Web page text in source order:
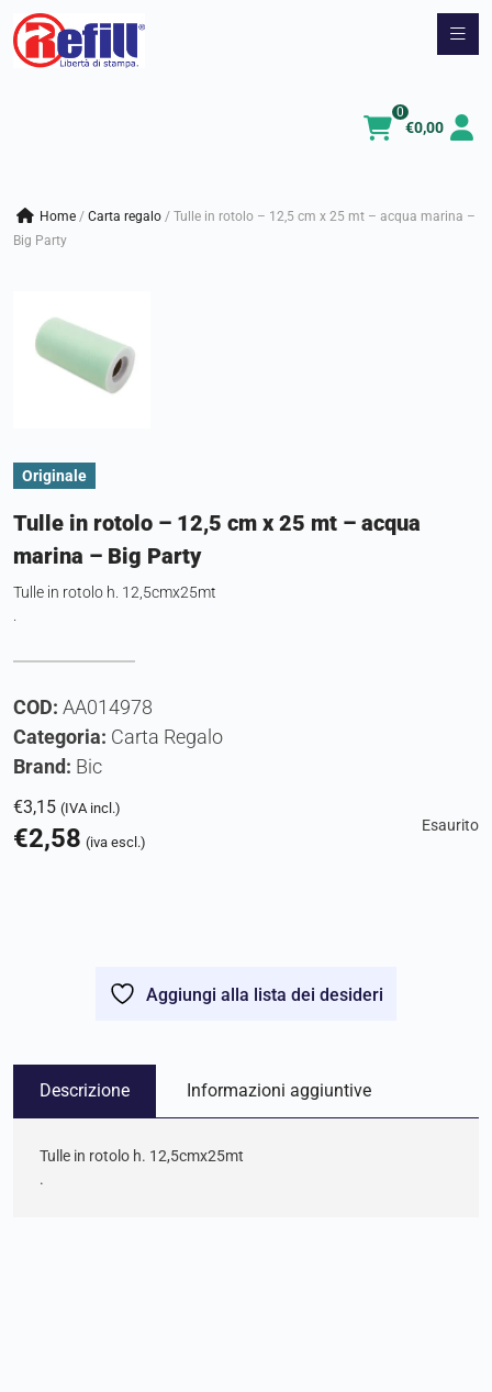
Vai
€0,00
0
Home / carta regalo / Tulle in rotolo – 12,5 cm x 25 mt – acqua marina –
Big Party
Originale
Tulle in rotolo – 12,5 cm x 25 mt – acqua
marina – Big Party
Tulle in rotolo h. 12,5cmx25mt
.
COD: AA014978
Categoria: Carta Regalo
Brand: Bic
€3,15 (IVA incl.)
€2,58 (iva escl.)
Esaurito
Aggiungi alla lista dei desideri
Descrizione Informazioni aggiuntive
Tulle in rotolo h. 12,5cmx25mt
.